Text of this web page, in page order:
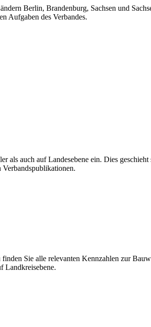
Berlin, Brandenburg, Sachsen und
Aufgaben des Verbandes.
als auch auf Landesebene ein. Dies
Sie alle relevanten Kennzahlen zur
Landkreisebene.